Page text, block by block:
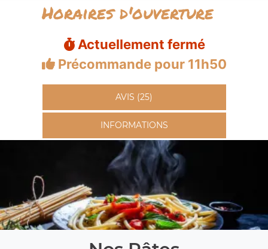
Horaires d'ouverture
Actuellement fermé
Précommande pour 11h50
AVIS (25)
INFORMATIONS